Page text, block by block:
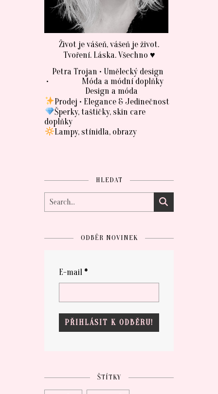
Život je vášeň, vášeň je život.
Tvoření. Láska. Všechno ♥
Petra Trojan • Umělecký design
• Móda a módní doplňky
Design a móda
Prodej • Elegance & Jedinečnost
Šperky, taštičky, skin care
doplňky
Lampy, stínidla, obrazy
HLEDAT
ODBĚR NOVINEK
E-mail *
ŠTÍTKY